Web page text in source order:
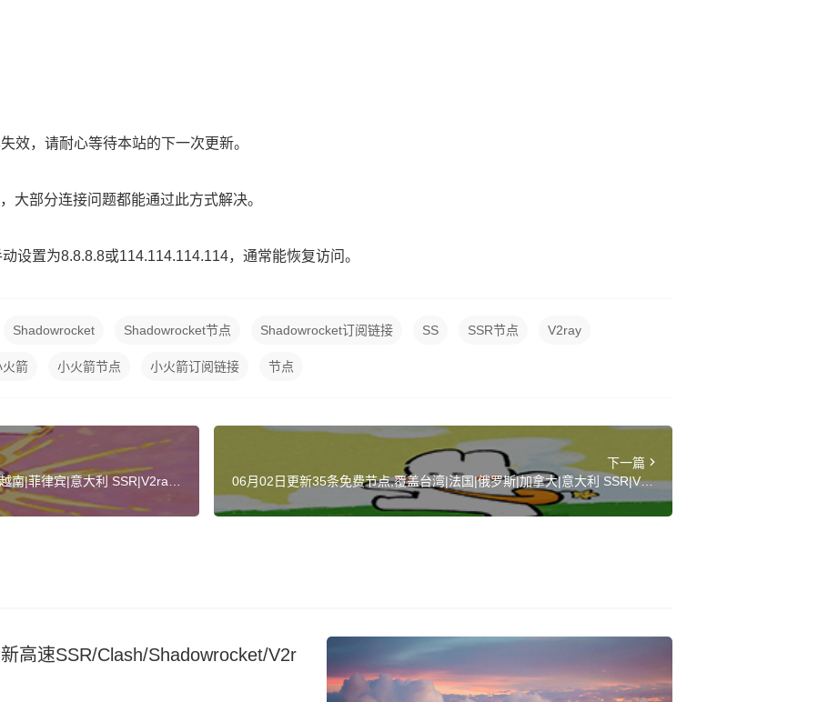
效，请耐心等待本站的下一次更新。
大部分连接问题都能通过此方式解决。
设置为8.8.8.8或114.114.114.114，通常能恢复访问。
Shadowrocket Shadowrocket节点 Shadowrocket订阅链接 SS SSR节点 V2ray
火箭 小火箭节点 小火箭订阅链接 节点
南|菲律宾|意大利 SSR|V2ray|
下一篇
06月02日更新35条免费节点,覆盖台湾|法国|俄罗斯|加拿大|意大利 SSR|V2ra
y|Clash订阅链接
高速SSR/Clash/Shadowrocket/V2r